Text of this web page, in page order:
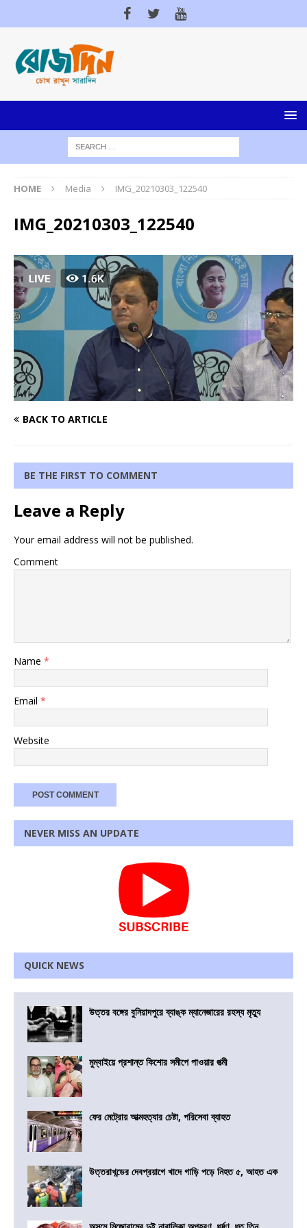
HOME Media IMG_20210303_122540
IMG_20210303_122540
BACK TO ARTICLE
BE THE FIRST TO COMMENT
Leave a Reply
Your email address will not be published.
Comment
Name *
Email *
Website
NEVER MISS AN UPDATE
QUICK NEWS
উত্তর বঙ্গের বুনিয়াদপুরে ব্যাঙ্ক ম্যানেজারের রহস্য মৃত্যু
মুম্বাইয়ে প্রশান্ত কিশোর সমীপে পাওয়ার পত্মী
ফের মেট্রোয় আত্মহত্যার চেষ্টা, পরিসেবা ব্যাহত
উত্তরাখন্ডের দেবপ্রয়াগে খাদে গাড়ি পড়ে নিহত ৫, আহত এক